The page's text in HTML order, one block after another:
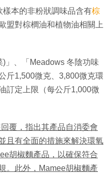
本的非粉狀調味品含有棕
盟對棕櫚油和植物油相關上
)」、「Meadows 冬陰功味
斤1,500微克、3,800微克環
訂定上限（每公斤1,000微
覆，指出其產品自消委會
且有全面的措施來解決環氧
胡椒麵產品，以確保符合
。此外，Mamee胡椒麵產